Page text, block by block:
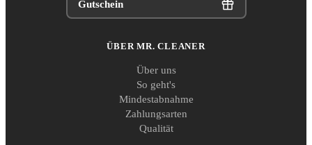
Gutschein
ÜBER MR. CLEANER
Über uns
So geht's
Mindestabnahme
Zahlungsarten
Qualität